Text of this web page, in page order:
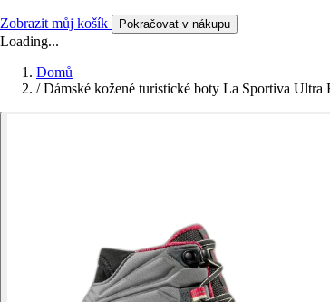
Zobrazit můj košík Pokračovat v nákupu
Loading...
Domů
/ Dámské kožené turistické boty La Sportiva